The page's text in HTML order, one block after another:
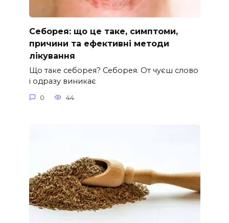
Себорея: що це таке, симптоми,
причини та ефективні методи
лікування
Що таке себорея? Себорея. От чуєш слово
і одразу виникає
0 44